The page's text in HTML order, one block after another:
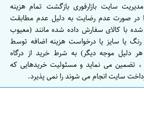
سایت بازارفوری بازگشت تمام هزینه
در صورت عدم رضایت به دلیل عدم مطابقت
شده با کالای سفارش داده شده مانند (معیوب
یا سایز یا درخواست هزینه اضافه توسط
دلیل موجه دیگر) به شرط خرید از درگاه
تضمین می نماید و مسئولیت خریدهایی که
سایت انجام می شوند را نمی پذیرد.